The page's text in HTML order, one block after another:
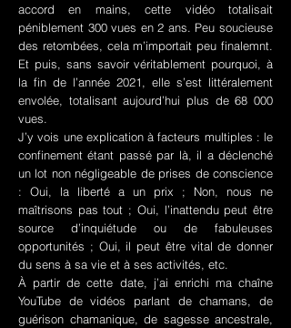
accord en mains, cette vidéo totalisait
péniblement 300 vues en 2 ans. Peu soucieuse
des retombées, cela m’importait peu finalemnt.
Et puis, sans savoir véritablement pourquoi, à
la fin de l’année 2021, elle s’est littéralement
envolée, totalisant aujourd’hui plus de 68 000
vues.
J’y vois une explication à facteurs multiples : le
confinement étant passé par là, il a déclenché
un lot non négligeable de prises de conscience
: Oui, la liberté a un prix ; Non, nous ne
maîtrisons pas tout ; Oui, l’inattendu peut être
source d’inquiétude ou de fabuleuses
opportunités ; Oui, il peut être vital de donner
du sens à sa vie et à ses activités, etc.
À partir de cette date, j’ai enrichi ma chaîne
YouTube de vidéos parlant de chamans, de
guérison chamanique, de sagesse ancestrale,